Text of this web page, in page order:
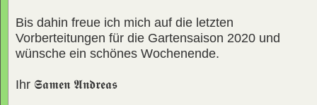
Bis dahin freue ich mich auf die letzten
Vorberteitungen für die Gartensaison 2020 und
wünsche ein schönes Wochenende.
Ihr 𝕾𝖆𝖒𝖊𝖓 𝕬𝖓𝖉𝖗𝖊𝖆𝖘